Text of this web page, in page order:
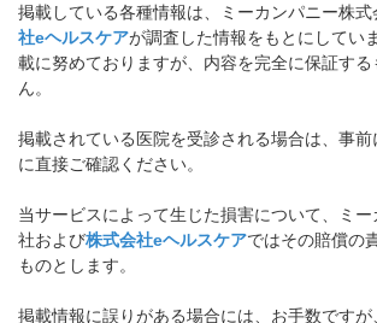
掲載している各種情報は、ミーカンパニー株式
社eヘルスケアが調査した情報をもとにしてい
載に努めておりますが、内容を完全に保証す
ん。
掲載されている医院を受診される場合は、事
に直接ご確認ください。
当サービスによって生じた損害について、ミ
社および株式会社eヘルスケアではその賠償の
ものとします。
掲載情報に誤りがある場合には、お手数ですが